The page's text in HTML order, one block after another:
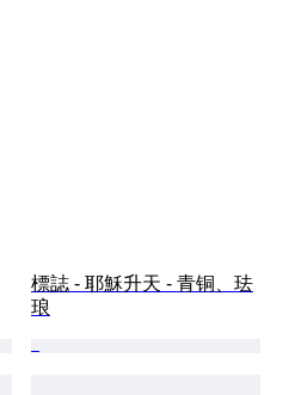
標誌 - 耶穌升天 - 青铜、珐
琅